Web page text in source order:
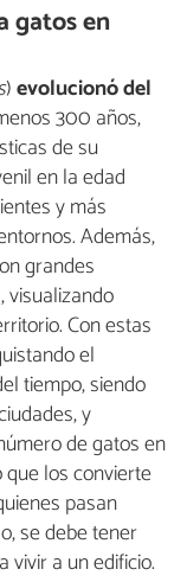
gatos en
)evolucionó del
300 años,
de su
en la edad
y más
Además,
grandes
visualizando
Con estas
el
tiempo, siendo
y
de gatos en
los convierte
pasan
se debe tener
vivir a un edificio.